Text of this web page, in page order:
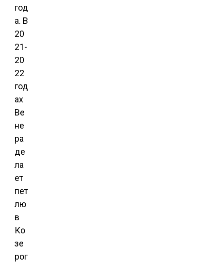
год
а. В
20
21-
20
22
год
ах
Ве
не
ра
де
ла
ет
пет
лю
в
Ко
зе
рог